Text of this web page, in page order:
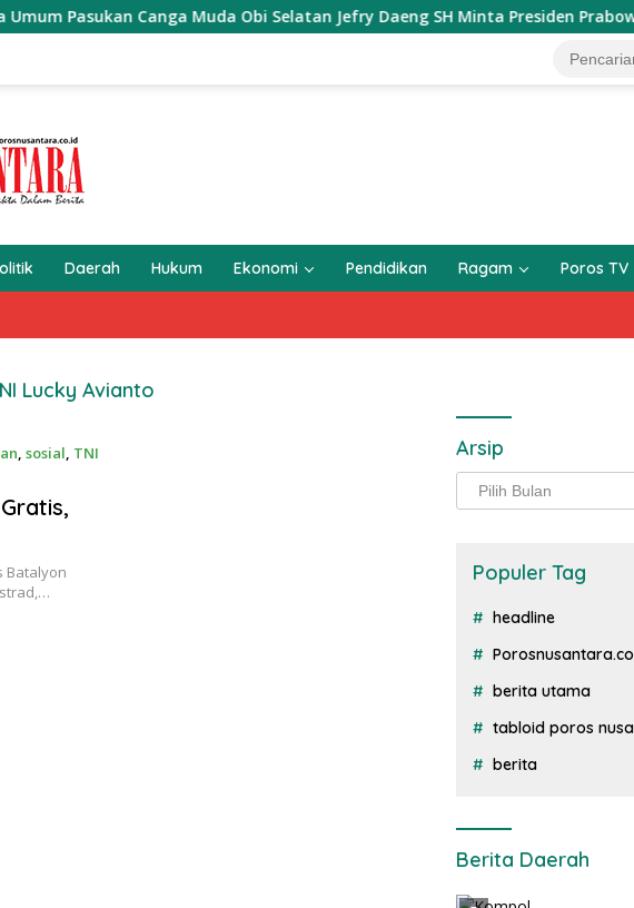
Pasukan Canga Muda Obi Selatan Jefry Daeng SH Minta Presiden Prabowo Kaji
Daerah Hukum Ekonomi Pendidikan Ragam Poros TV
Lucky Avianto
, sosial, TNI
Batalyon
Arsip
Arsip
Populer Tag
headline
berita utama
tabloid poros
berita
Berita Daerah